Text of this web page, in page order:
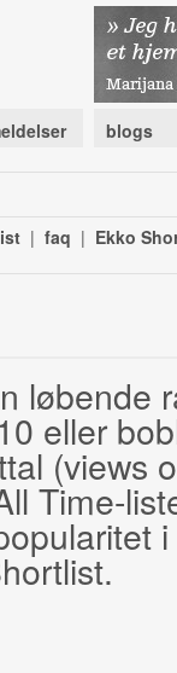
blogs
| faq | Ekko
løbende
eller
(views
Time-